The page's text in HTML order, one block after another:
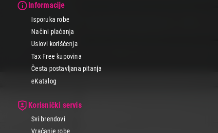
Informacije
Isporuka robe
Načini plaćanja
Uslovi korišćenja
Tax Free kupovina
Česta postavljana pitanja
eKatalog
Korisnički servis
Svi brendovi
Vraćanje robe